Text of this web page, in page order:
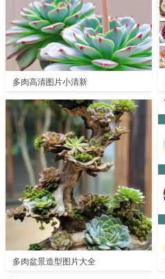
多肉高清图片小清新
多肉盆景造型图片大全